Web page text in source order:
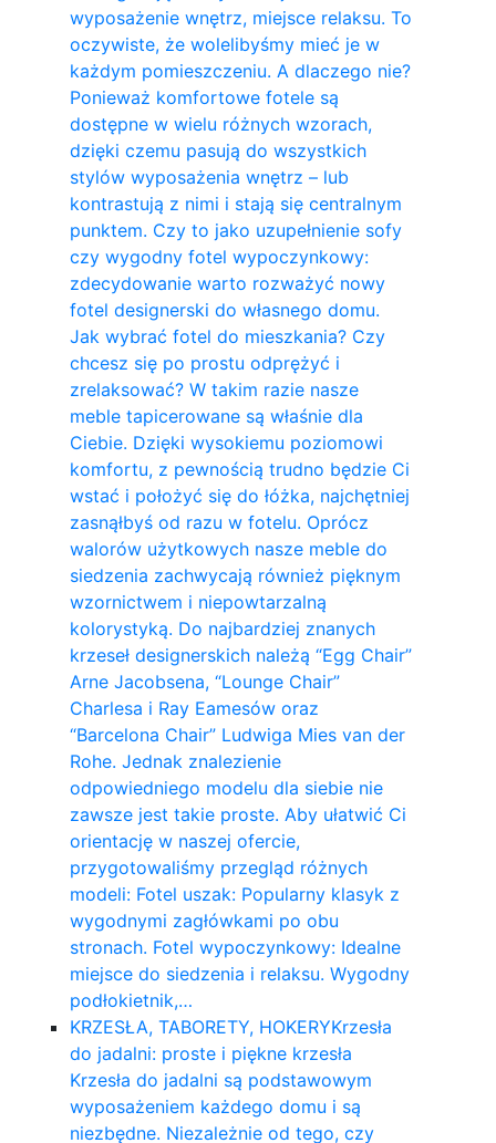
wyposażenie wnętrz, miejsce relaksu. To
oczywiste, że wolelibyśmy mieć je w
każdym pomieszczeniu. A dlaczego nie?
Ponieważ komfortowe fotele są
dostępne w wielu różnych wzorach,
dzięki czemu pasują do wszystkich
stylów wyposażenia wnętrz – lub
kontrastują z nimi i stają się centralnym
punktem. Czy to jako uzupełnienie sofy
czy wygodny fotel wypoczynkowy:
zdecydowanie warto rozważyć nowy
fotel designerski do własnego domu.
Jak wybrać fotel do mieszkania? Czy
chcesz się po prostu odprężyć i
zrelaksować? W takim razie nasze
meble tapicerowane są właśnie dla
Ciebie. Dzięki wysokiemu poziomowi
komfortu, z pewnością trudno będzie Ci
wstać i położyć się do łóżka, najchętniej
zasnąłbyś od razu w fotelu. Oprócz
walorów użytkowych nasze meble do
siedzenia zachwycają również pięknym
wzornictwem i niepowtarzalną
kolorystyką. Do najbardziej znanych
krzeseł designerskich należą “Egg Chair”
Arne Jacobsena, “Lounge Chair”
Charlesa i Ray Eamesów oraz
“Barcelona Chair” Ludwiga Mies van der
Rohe. Jednak znalezienie
odpowiedniego modelu dla siebie nie
zawsze jest takie proste. Aby ułatwić Ci
orientację w naszej ofercie,
przygotowaliśmy przegląd różnych
modeli: Fotel uszak: Popularny klasyk z
wygodnymi zagłówkami po obu
stronach. Fotel wypoczynkowy: Idealne
miejsce do siedzenia i relaksu. Wygodny
podłokietnik,…
KRZESŁA, TABORETY, HOKERYKrzesła
do jadalni: proste i piękne krzesła
Krzesła do jadalni są podstawowym
wyposażeniem każdego domu i są
niezbędne. Niezależnie od tego, czy